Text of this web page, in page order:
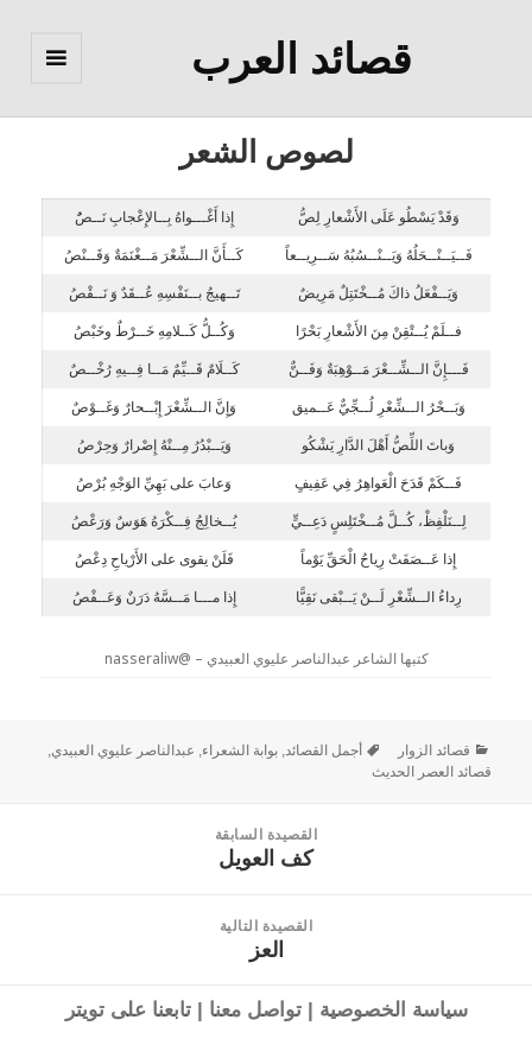
قصائد العرب
لصوص الشعر
وَقَدْ يَسْطُو عَلَى الأَشْعارِ لِصُّ إِذا أَغْـــواهُ بِــالإِعْجابِ نَــصٌُ
فَــيَــنْــحَلُهُ وَيَــنْــسُبُهُ سَــرِيــعاً كَــأَنَّ الــشِّعْرَ مَــغْنَمَةٌ وَقَــنْصُ
وَيَــفْعَلُ ذاكَ مُــخْتَتِلٌ مَرِيضٌ تَــهيجُ بــنَفْسِهِ عُــقَدٌ وَ نَــقْصُ
فــلَمْ يُــتْقِنْ مِنَ الأَشْعارِ بَحْرًا وَكُــلُّ كَــلامِهِ خَــرْطٌ وخَبْصُ
فَـــإِنَّ الــشِّــعْرَ مَــوْهِبَةٌ وَفَــنٌّ كَــلَامٌ قَــيِّمٌ مَــا فِــيهِ رُخْــصٌ
وَبَــحْرُ الــشِّعْرِ لُــجِّيٌّ عَــميق وَإِنَّ الــشِّعْرَ إِبْــحارٌ وَغَــوْصٌ
وَباتَ اللِّصُّ أَهْلَ الدَّارِ يَشْكُو وَيَــبْدُرُ مِــنْهُ إِصْرارٌ وَحِرْصُ
فَــكَمْ قَدَحَ الْعَواهِرُ فِي عَفِيفٍ وَعابَ على بَهِيِّ الوَجْهِ بُرْصُ
لِــنَلْفِظْ، كُــلَّ مُــخْتَلِسٍ دَعِــيٍّ يُــخالِجُ فِــكْرَهُ هَوَسٌ وَرَعْصُ
إِذا عَــصَفَتْ رِياحُ الْحَقِّ يَوْماً فَلَنْ يقوى على الأَرْياحِ دِعْصُ
رِداءُ الــشِّعْرِ لَــنْ يَــبْقى نَقِيًّا إِذا مـــا مَــسَّهُ دَرَنٌ وَعَــفْصُ
كتبها الشاعر عبدالناصر عليوي العبيدي – @nasseraliw
قصائد الزوار أجمل القصائد,بوابة الشعراء, عبدالناصر عليوي العبيدي,
قصائد العصر الحديث
القصيدة السابقة
كف العويل
القصيدة التالية
العز
سياسة الخصوصية |تواصل معنا |تابعنا على تويتر